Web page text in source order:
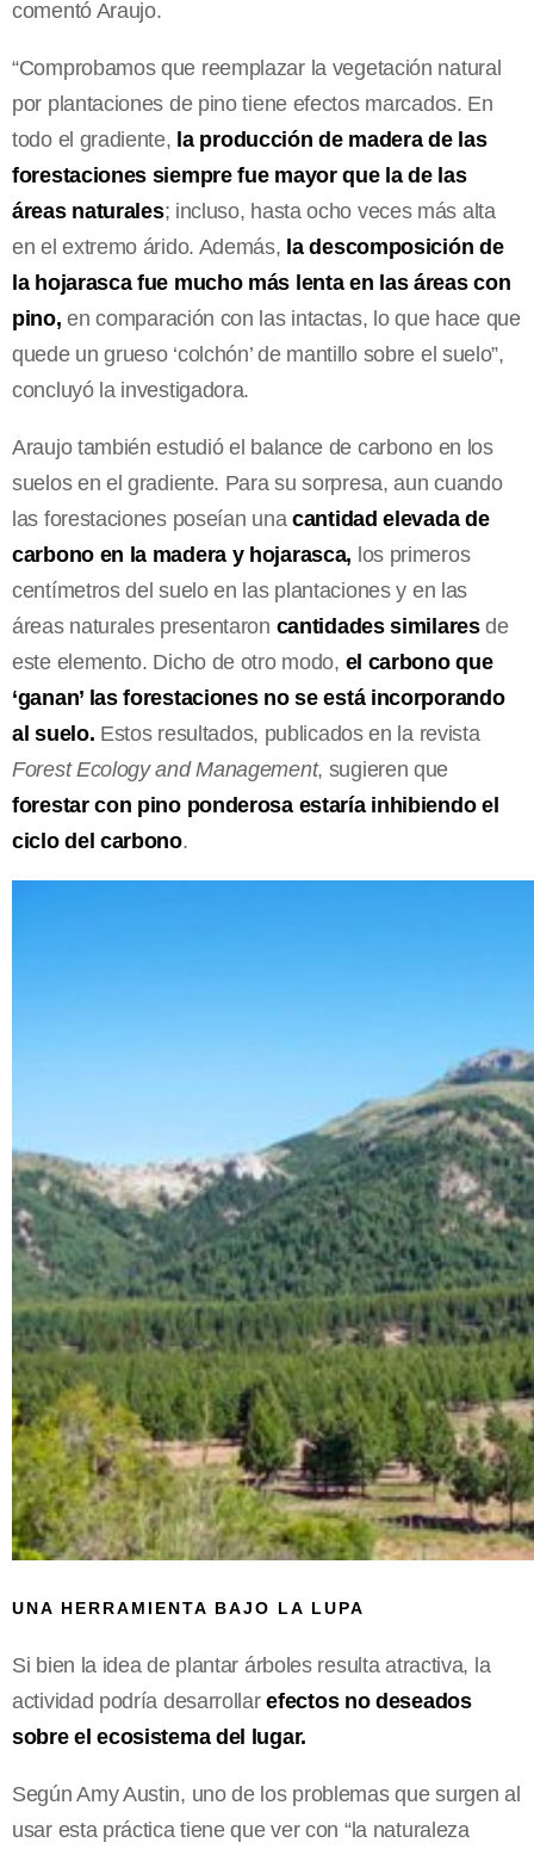
comentó Araujo.
“Comprobamos que reemplazar la vegetación natural
por plantaciones de pino tiene efectos marcados. En
todo el gradiente, la producción de madera de las
forestaciones siempre fue mayor que la de las
áreas naturales; incluso, hasta ocho veces más alta
en el extremo árido. Además, la descomposición de
la hojarasca fue mucho más lenta en las áreas con
pino, en comparación con las intactas, lo que hace que
quede un grueso ‘colchón’ de mantillo sobre el suelo”,
concluyó la investigadora.
Araujo también estudió el balance de carbono en los
suelos en el gradiente. Para su sorpresa, aun cuando
las forestaciones poseían una cantidad elevada de
carbono en la madera y hojarasca, los primeros
centímetros del suelo en las plantaciones y en las
áreas naturales presentaron cantidades similaresde
este elemento. Dicho de otro modo, el carbono que
‘ganan’ las forestaciones no se está incorporando
al suelo. Estos resultados, publicados en la revista
Forest Ecology and Management, sugieren que
forestar con pino ponderosa estaría inhibiendo el
ciclo del carbono.
UNA HERRAMIENTA BAJO LA LUPA
Si bien la idea de plantar árboles resulta atractiva, la
actividad podría desarrollarefectos no deseados
sobre el ecosistema del lugar.
Según Amy Austin, uno de los problemas que surgen al
usar esta práctica tiene que ver con “la naturaleza